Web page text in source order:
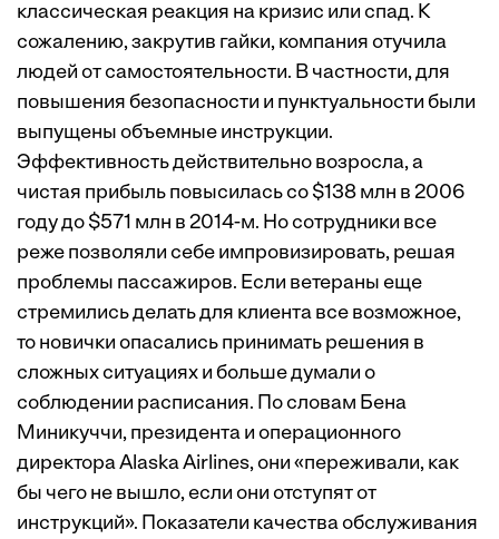
классическая реакция на кризис или спад. К
сожалению, закрутив гайки, компания отучила
людей от самостоятельности. В частности, для
повышения безопасности и пунктуальности были
выпущены объемные инструкции.
Эффективность действительно возросла, а
чистая прибыль повысилась со $138 млн в 2006
году до $571 млн в 2014-м. Но сотрудники все
реже позволяли себе импровизировать, решая
проблемы пассажиров. Если ветераны еще
стремились делать для клиента все возможное,
то новички опасались принимать решения в
сложных ситуациях и больше думали о
соблюдении расписания. По словам Бена
Миникуччи, президента и операционного
директора Alaska Airlines, они «переживали, как
бы чего не вышло, если они отступят от
инструкций». Показатели качества обслуживания